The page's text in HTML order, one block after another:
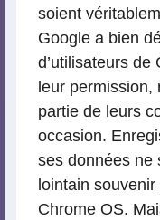
soient
Google a bien
d’utilisateurs de
leur
partie de leurs
occasion.
ses données ne
lointain
Chrome OS.